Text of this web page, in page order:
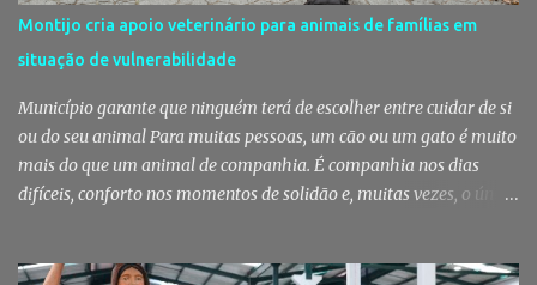
furtos e pelo consumo de estupefacientes", circunstância que
motivou a realização de diligências policiais. Foi no decorrer
dessas ações que os militares localizaram um suspeito no interior
de um edifício público. Apanhado em flagrante De ...
Montijo cria apoio veterinário para animais de famílias em
situação de vulnerabilidade
Município garante que ninguém terá de escolher entre cuidar de si
ou do seu animal Para muitas pessoas, um cão ou um gato é muito
mais do que um animal de companhia. É companhia nos dias
difíceis, conforto nos momentos de solidão e, muitas vezes, o único
garantir cuidados básicos de saúde aos animais pertencentes a